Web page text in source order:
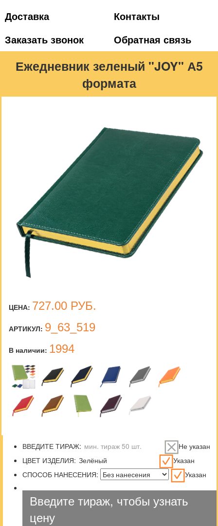
Доставка
Контакты
Заказать звонок
Обратная связь
Ежедневник зеленый "JOY" А5
формата
ЦЕНА: 727.00 РУБ.
АРТИКУЛ: 9_63_519
В наличии: 1994
ВВЕДИТЕ ТИРАЖ:
Не указан
ЦВЕТ ИЗДЕЛИЯ:
Указан
СПОСОБ НАНЕСЕНИЯ:
Указан
Введите тираж, чтобы узнать
цену